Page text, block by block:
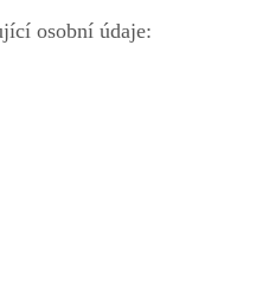
osobní údaje: